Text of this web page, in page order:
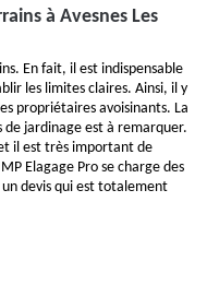
à Avesnes Les
En fait, il est indispensable
les limites claires. Ainsi, il y
propriétaires avoisinants. La
de jardinage est à remarquer.
il est très important de
Elagage Pro se charge des
devis qui est totalement